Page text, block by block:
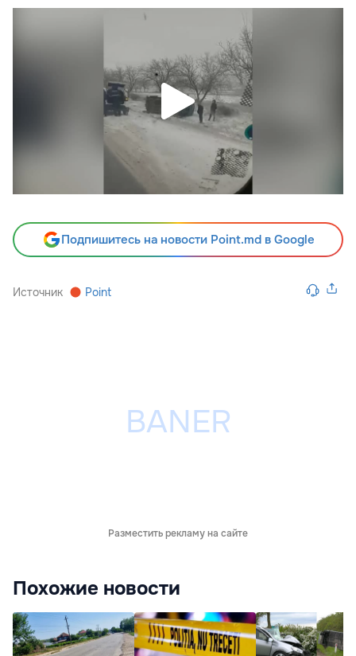
Подпишитесь на новости Point.md в Google
Источник Point
Разместить рекламу на сайте
Похожие новости